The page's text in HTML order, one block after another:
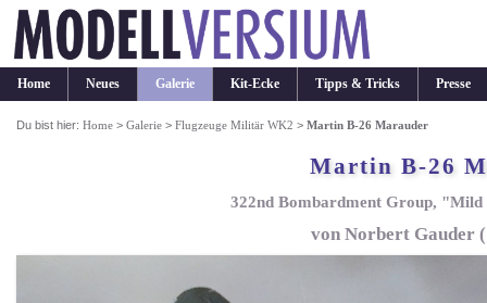
Home Neues Galerie Kit-Ecke Tipps & Tricks Presse
Du bist hier:Home >Galerie >Flugzeuge Militär WK2 >Martin B-26 Marauder
Martin B-26
322nd Bombardment Group,
von Norbert Gauder